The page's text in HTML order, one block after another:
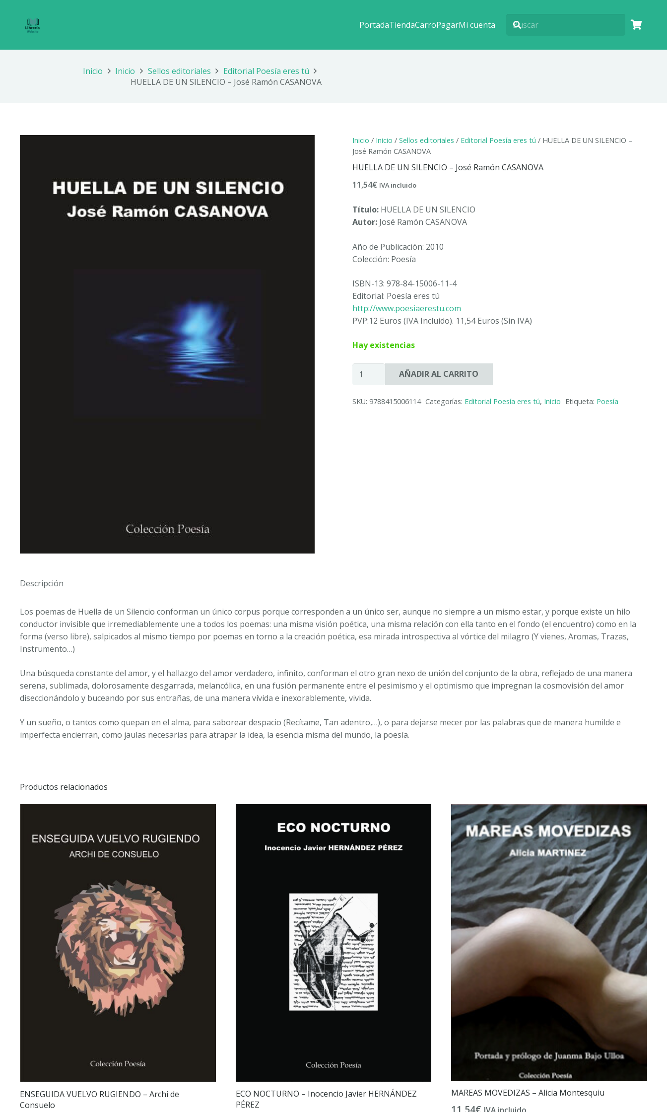
PortadaTiendaCarroPagarMi cuenta
Inicio Inicio Sellos editoriales
Editorial Poesía eres tú
HUELLA DE UN SILENCIO – José Ramón CASANOVA
Inicio / Inicio / Sellos editoriales / Editorial Poesía eres tú / HUELLA DE UN SILENCIO –
José Ramón CASANOVA
HUELLA DE UN SILENCIO – José Ramón CASANOVA
11,54€ IVA incluido
Título:HUELLA DE UN SILENCIO
Autor:José Ramón CASANOVA
Año de Publicación: 2010
Colección: Poesía
ISBN-13: 978-84-15006-11-4
Editorial: Poesía eres tú
http://www.poesiaerestu.com
PVP:12 Euros (IVA Incluido). 11,54 Euros (Sin IVA)
Hay existencias
HUELLA
DE
SILENCIO
AÑADIR AL CARRITO
SKU: 9788415006114 Categorías: Editorial Poesía eres tú, Inicio Etiqueta: Poesía
Descripción
Los poemas de Huella de un Silencio conforman un único corpus porque corresponden a un único ser, aunque no siempre a un mismo estar, y porque existe un hilo
conductor invisible que irremediablemente une a todos los poemas: una misma visión poética, una misma relación con ella tanto en el fondo (el encuentro) como en la
forma (verso libre), salpicados al mismo tiempo por poemas en torno a la creación poética, esa mirada introspectiva al vórtice del milagro (Y vienes, Aromas, Trazas,
Instrumento…)
Una búsqueda constante del amor, y el hallazgo del amor verdadero, infinito, conforman el otro gran nexo de unión del conjunto de la obra, reflejado de una manera
serena, sublimada, dolorosamente desgarrada, melancólica, en una fusión permanente entre el pesimismo y el optimismo que impregnan la cosmovisión del amor
diseccionándolo y buceando por sus entrañas, de una manera vívida e inexorablemente, vivida.
Y un sueño, o tantos como quepan en el alma, para saborear despacio (Recítame, Tan adentro,…), o para dejarse mecer por las palabras que de manera humilde e
imperfecta encierran, como jaulas necesarias para atrapar la idea, la esencia misma del mundo, la poesía.
Productos relacionados
ENSEGUIDA VUELVO RUGIENDO – Archi de
Consuelo
ECO NOCTURNO – Inocencio Javier HERNÁNDEZ
PÉREZ
MAREAS MOVEDIZAS – Alicia Montesquiu
11,54€